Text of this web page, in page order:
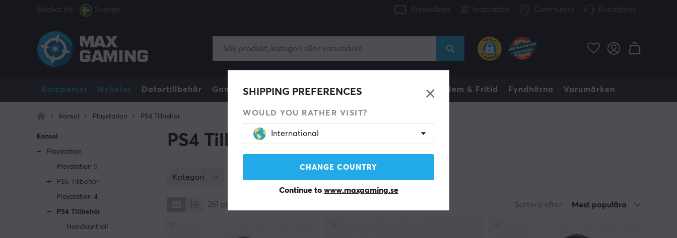
Skickar till: Sverige Presentkort Inspiration Community Kundtjänst
Kampanjer Nyheter Datortillbehör Gamingdator Konsol Gamingstol Mobiltillbehör Hem & Fritid Fyndhörna Varumärken
SHIPPING PREFERENCES
WOULD YOU RATHER VISIT?
International
CHANGE COUNTRY
Continue to www.maxgaming.se
Konsol Playstation PS4 Tillbehör
Konsol
Playstation
Playstation 5
PS5 Tillbehör
Playstation 4
PS4 Tillbehör
Handkontroll
PS4 Tillbehör
Kategori
261 produkter Sortera efter: Mest populära